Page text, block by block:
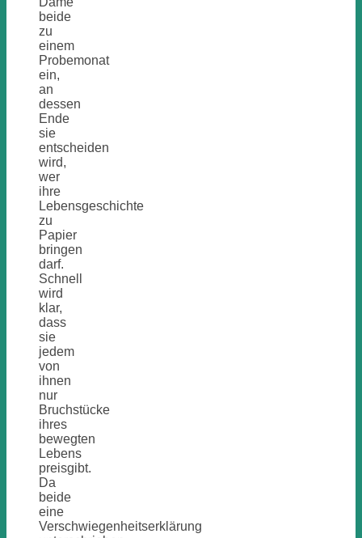
beide
zu
einem
Probemonat
ein,
an
dessen
Ende
sie
entscheiden
wird,
wer
ihre
Lebensgeschichte
zu
Papier
bringen
darf.
Schnell
wird
klar,
dass
sie
jedem
von
ihnen
nur
Bruchstücke
ihres
bewegten
Lebens
preisgibt.
Da
beide
eine
Verschwiegenheitserklärung